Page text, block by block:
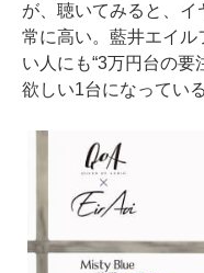
が、聴いてみると、イ
常に高い。藍井エイル
い人にも“3万円台の要
欲しい1台になっている